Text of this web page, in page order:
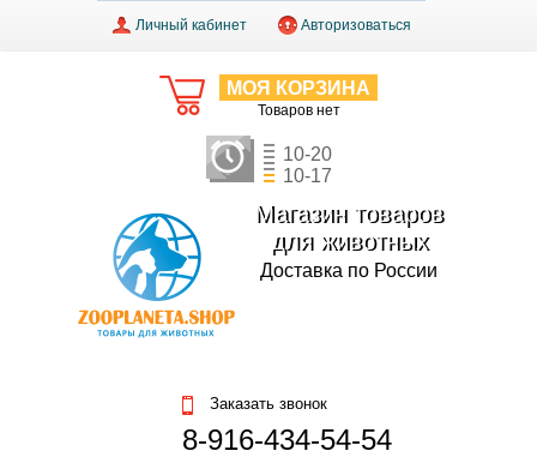
Личный кабинет Авторизоваться
МОЯ КОРЗИНА
Товаров нет
10-20
10-17
Магазин товаров
для животных
Доставка по России
Заказать звонок
8-916-434-54-54